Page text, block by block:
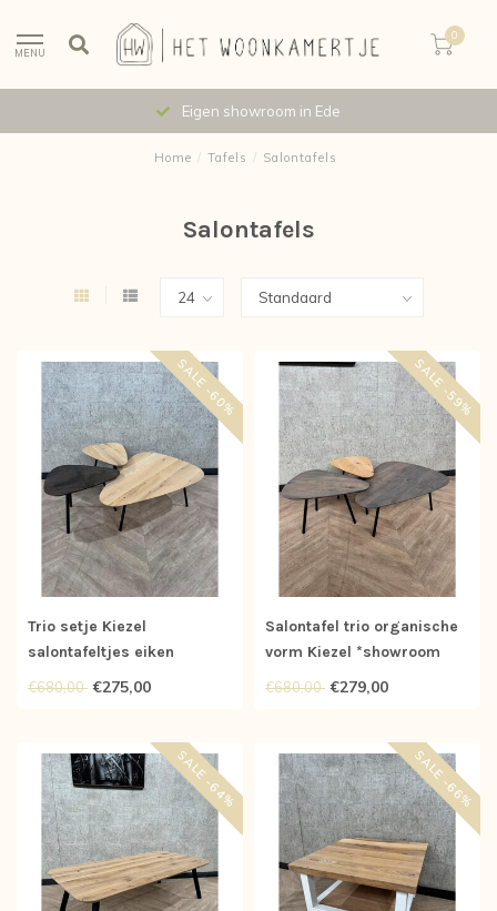
MENU
0
Eigen showroom in Ede
Home / Tafels / Salontafels
Salontafels
SALE -60%
Trio setje Kiezel
salontafeltjes eiken
*showroom
€680,00 €275,00
SALE -59%
Salontafel trio organische
vorm Kiezel *showroom
€680,00 €279,00
SALE -64% SALE -66%